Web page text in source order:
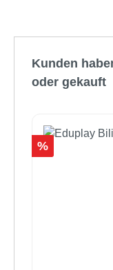
Kunden
oder gekauft
Rabatt
%